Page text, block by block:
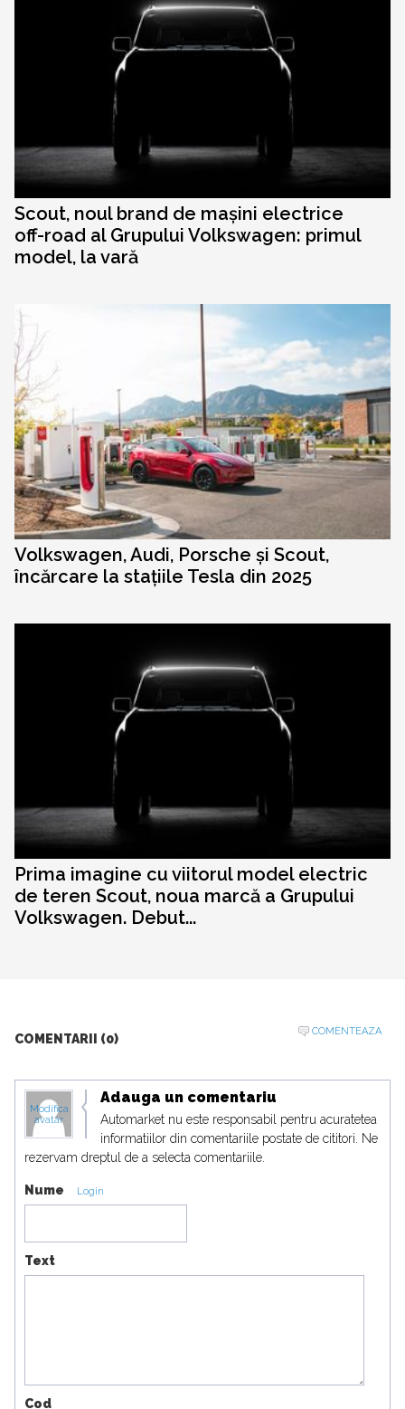
Scout, noul brand de mașini electrice
off-road al Grupului Volkswagen: primul
model, la vară
Volkswagen, Audi, Porsche și Scout,
încărcare la stațiile Tesla din 2025
Prima imagine cu viitorul model electric
de teren Scout, noua marcă a Grupului
Volkswagen. Debut...
COMENTARII (0)
COMENTEAZA
Modifica
avatar
Adauga un comentariu
Automarket nu este responsabil pentru acuratetea
informatiilor din comentariile postate de cititori. Ne
rezervam dreptul de a selecta comentariile.
Nume Login
Text
Cod